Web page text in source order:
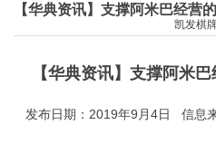
【华典资讯】支撑阿米巴经营
凯发棋
【华典资讯】支撑阿米
发布日期：2019年9月4日 信息